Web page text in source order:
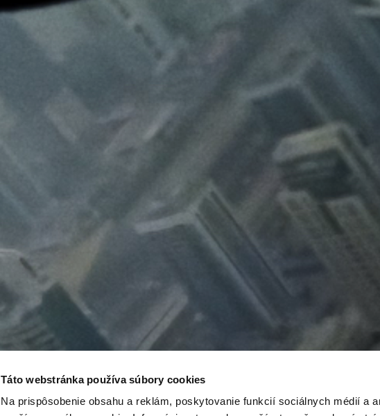
Táto webstránka používa súbory cookies
Na prispôsobenie obsahu a reklám, poskytovanie funkcií sociálnych médií a